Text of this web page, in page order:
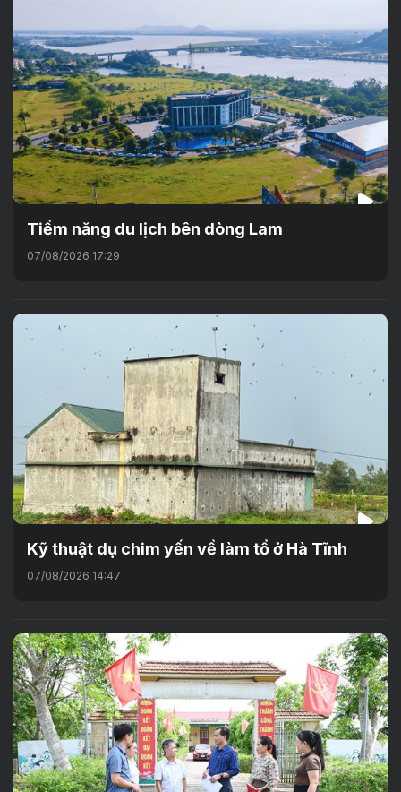
Tiềm năng du lịch bên dòng Lam
07/08/2026 17:29
Kỹ thuật dụ chim yến về làm tổ ở Hà Tĩnh
07/08/2026 14:47